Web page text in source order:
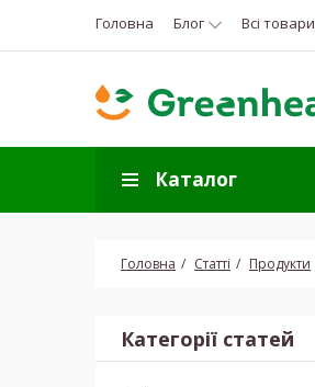
Головна Блог Всі товари
Каталог
Головна Статті Продукти
Категорії статей